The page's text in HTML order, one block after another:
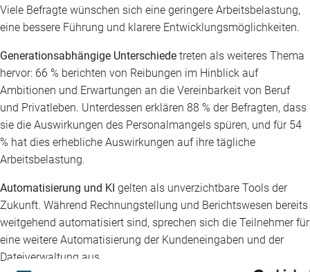
Viele Befragte wünschen sich eine geringere Arbeitsbelastung,
eine bessere Führung und klarere Entwicklungsmöglichkeiten.
Generationsabhängige Unterschiede treten als weiteres Thema
hervor: 66 % berichten von Reibungen im Hinblick auf
Ambitionen und Erwartungen an die Vereinbarkeit von Beruf
und Privatleben. Unterdessen erklären 88 % der Befragten, dass
sie die Auswirkungen des Personalmangels spüren, und für 54
% hat dies erhebliche Auswirkungen auf ihre tägliche
Arbeitsbelastung.
Automatisierung und KI gelten als unverzichtbare Tools der
Zukunft. Während Rechnungstellung und Berichtswesen bereits
weitgehend automatisiert sind, sprechen sich die Teilnehmer für
eine weitere Automatisierung der Kundeneingaben und der
Dateiverwaltung aus.